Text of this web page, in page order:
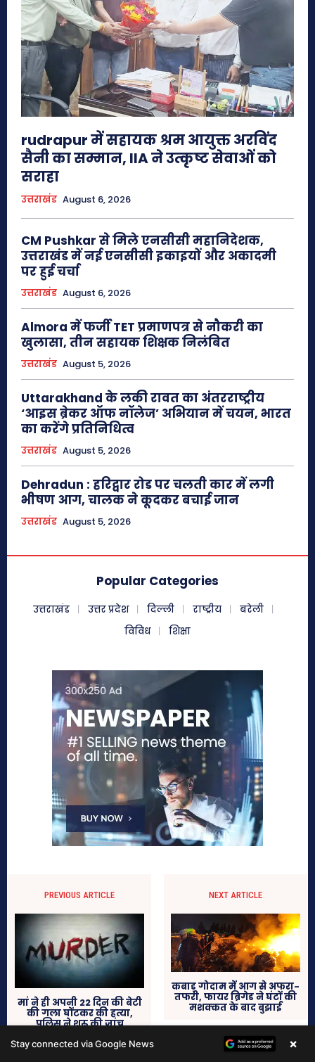
Stay connected via Google News ×